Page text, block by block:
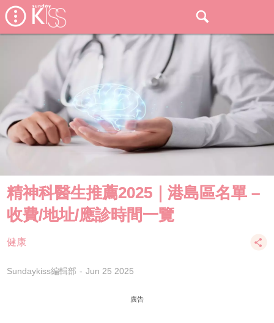
精神科醫生推薦2025｜港島區名單 –
收費/地址/應診時間一覽
健康
Sundaykiss編輯部 Jun 25 2025
廣告